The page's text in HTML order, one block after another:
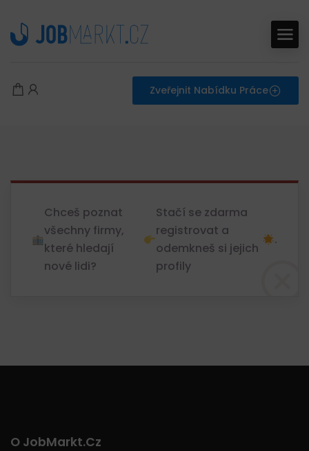
Zveřejnit Nabídku Práce
Chceš poznat
všechny firmy,
které hledají
nové lidi?
Stačí se zdarma
registrovat a
odemkneš si jejich
profily
.
O JobMarkt.cz